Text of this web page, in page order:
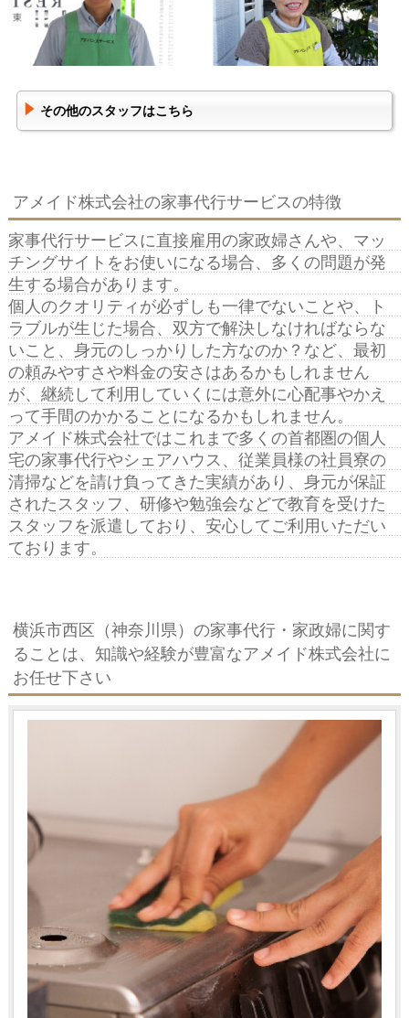
その他のスタッフはこちら
アメイド株式会社の家事代行サービスの特徴
家事代行サービスに直接雇用の家政婦さんや、マッ
チングサイトをお使いになる場合、多くの問題が発
生する場合があります。
個人のクオリティが必ずしも一律でないことや、ト
ラブルが生じた場合、双方で解決しなければならな
いこと、身元のしっかりした方なのか？など、最初
の頼みやすさや料金の安さはあるかもしれません
が、継続して利用していくには意外に心配事やかえ
って手間のかかることになるかもしれません。
アメイド株式会社ではこれまで多くの首都圏の個人
宅の家事代行やシェアハウス、従業員様の社員寮の
清掃などを請け負ってきた実績があり、身元が保証
されたスタッフ、研修や勉強会などで教育を受けた
スタッフを派遣しており、安心してご利用いただい
ております。
横浜市西区（神奈川県）の家事代行・家政婦に関す
ることは、知識や経験が豊富なアメイド株式会社に
お任せ下さい